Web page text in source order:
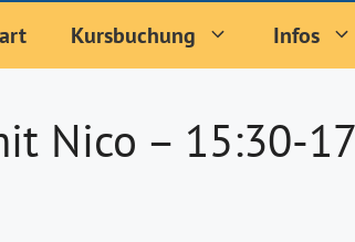
Kursbuchung Infos
Nico – 15:30-